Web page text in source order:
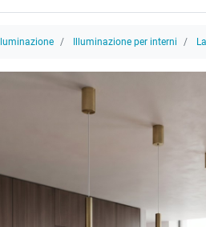
Illuminazione Illuminazione per interni